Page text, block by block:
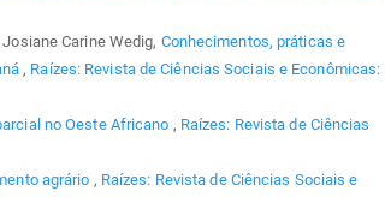
Carine Wedig, Conhecimentos, práticas e
, Raízes: Revista de Ciências Sociais e Econômicas:
no Oeste Africano , Raízes: Revista de Ciências
agrário , Raízes: Revista de Ciências Sociais e